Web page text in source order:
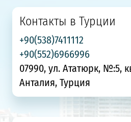
Контакты в Турции
+90(538)7411112
+90(552)6966996
07990, ул. Ататюрк, №:5,
Анталия, Турция